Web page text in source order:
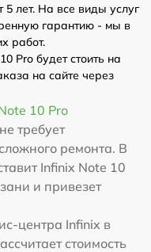
лет. На все виды услуг
гарантию - мы в
работ.
Pro будет стоить на
на сайте через
10 Pro
требует
ремонта. В
Infinix Note 10
и привезет
центра Infinix в
стоимость